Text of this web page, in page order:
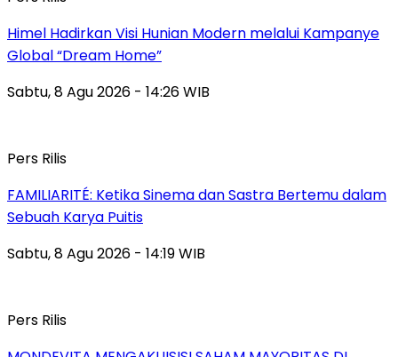
Himel Hadirkan Visi Hunian Modern melalui Kampanye
Global “Dream Home”
Sabtu, 8 Agu 2026 - 14:26 WIB
Pers Rilis
FAMILIARITÉ: Ketika Sinema dan Sastra Bertemu dalam
Sebuah Karya Puitis
Sabtu, 8 Agu 2026 - 14:19 WIB
Pers Rilis